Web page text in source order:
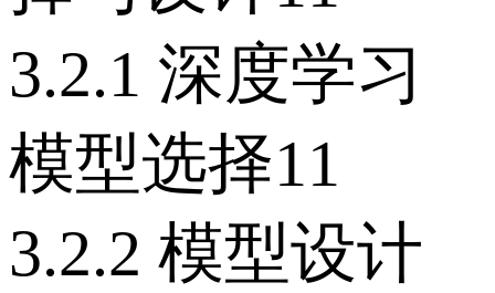
3.2.1 深度学习
模型选择11
3.2.2 模型设计